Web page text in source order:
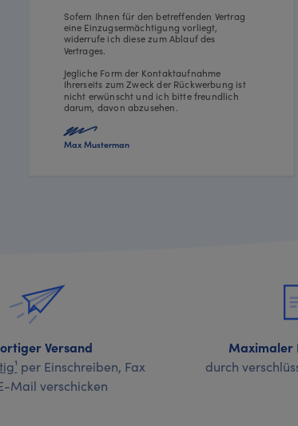
Sofern Ihnen für den betreffenden Vertrag
eine Einzugsermächtigung vorliegt,
widerrufe ich diese zum Ablauf des
Vertrages.
Jegliche Form der Kontaktaufnahme
Ihrerseits zum Zweck der Rückwerbung ist
nicht erwünscht und ich bitte freundlich
darum, davon abzusehen.
Max Musterman
Versand
per Einschreiben, Fax
Mail verschicken
Maximaler
durch